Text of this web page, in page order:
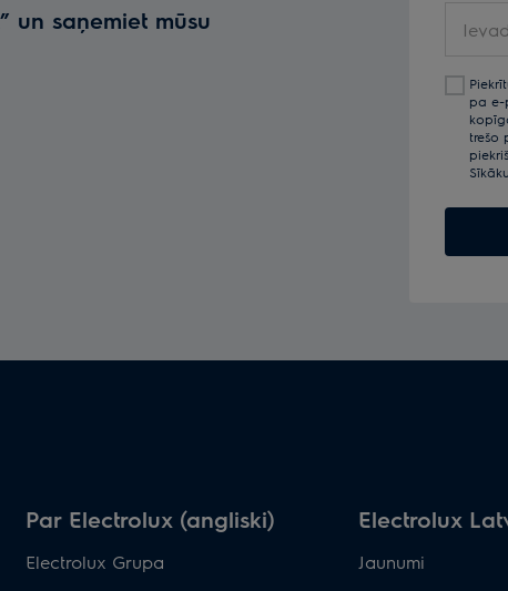
un saņemiet mūsu
savu
pastu
šeit
pa e-
trešo
Par Electrolux (angliski)
Electrolux Grupa
Electrolux
Jaunumi